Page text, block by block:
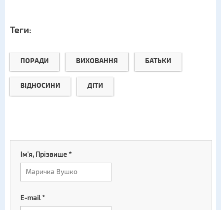
Теги:
ПОРАДИ ВИХОВАННЯ БАТЬКИ
ВІДНОСИНИ ДІТИ
Ім'я, Прізвище*
E-mail*